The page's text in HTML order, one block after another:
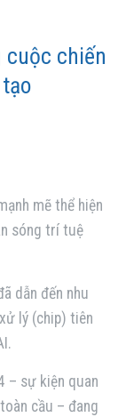
cuộc chiến
mẽ thể hiện
sóng trí tuệ
dẫn đến nhu
lý (chip) tiên
– sự kiện quan
cầu – đang